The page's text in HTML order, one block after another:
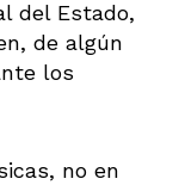
del Estado,
de algún
los
no en